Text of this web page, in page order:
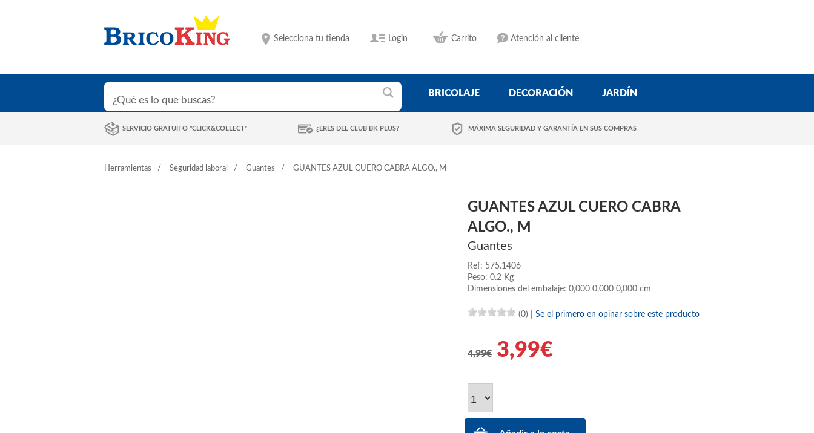
Selecciona tu tienda Login Carrito Atención al cliente
BRICOLAJE DECORACIÓN JARDÍN
SERVICIO GRATUITO "CLICK&COLLECT" ¿ERES DEL CLUB BK PLUS? MÁXIMA SEGURIDAD Y GARANTÍA EN SUS COMPRAS
Herramientas Seguridad laboral Guantes GUANTES AZUL CUERO CABRA ALGO., M
GUANTES AZUL CUERO CABRA
ALGO., M
Guantes
Ref: 575.1406
Peso: 0.2 Kg
Dimensiones del embalaje: 0,000 0,000 0,000 cm
(0) Se el primero en opinar sobre este producto
4,99€ 3,99€